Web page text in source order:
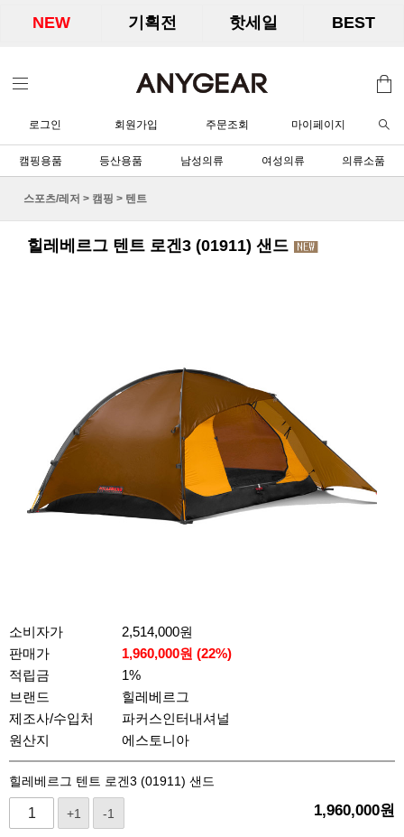
NEW 기획전 핫세일 BEST
로그인 회원가입 주문조회 마이페이지
캠핑용품 등산용품 남성의류 여성의류 의류소품
스포츠/레저 > 캠핑 > 텐트
힐레베르그 텐트 로겐3 (01911) 샌드
소비자가
2,514,000원
판매가
1,960,000원 (22%)
적립금
1%
브랜드
힐레베르그
제조사/수입처
파커스인터내셔널
원산지
에스토니아
힐레베르그 텐트 로겐3 (01911) 샌드
+1 -1 1,960,000원